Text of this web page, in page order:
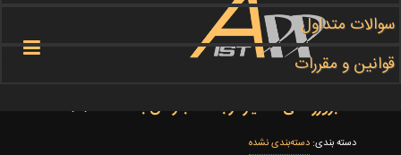

سوالات متداول
قوانین و مقررات
بروزرسانی دستیار ترجمه سابترنس به نسخه ۳٫۳٫۱
دسته‌بندی نشده